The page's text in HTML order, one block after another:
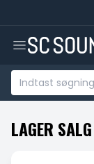
LAGER SALG